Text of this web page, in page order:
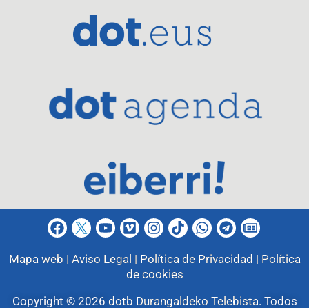
Mapa web | Aviso Legal | Política de Privacidad | Política
de cookies
Copyright © 2026 dotb Durangaldeko Telebista. Todos